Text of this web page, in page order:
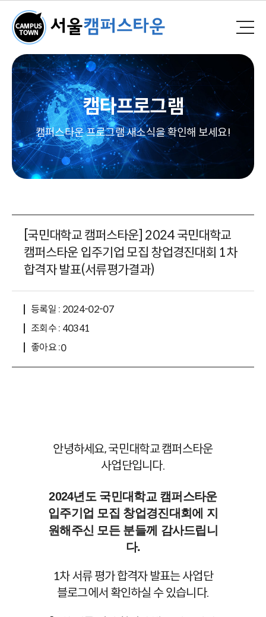
캠타프로그램
캠퍼스타운 프로그램 새소식을 확인해 보세요!
[국민대학교 캠퍼스타운] 2024 국민대학교
캠퍼스타운 입주기업 모집 창업경진대회 1차
합격자 발표(서류평가결과)
등록일 : 2024-02-07
조회수 : 40341
좋아요 :0
안녕하세요, 국민대학교 캠퍼스타운
사업단입니다.
2024년도 국민대학교 캠퍼스타운
입주기업 모집 창업경진대회에 지
원해주신 모든 분들께 감사드립니
다.
1차 서류 평가 합격자 발표는 사업단
블로그에서 확인하실 수 있습니다.